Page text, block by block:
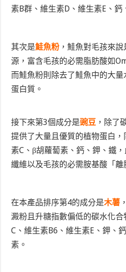
素B群、維生素D、維生素E、鈣
其次是鮭魚粉，鮭魚對毛孩來
源，富含毛孩的必需脂肪酸如
而鮭魚粉則除去了鮭魚中的大
蛋白質。
接下來第3個成分是豌豆 ，除了
提供了大量且優質的植物蛋白
素C、β胡蘿蔔素、鈣、鉀、鐵
纖維以及毛孩的必需胺基酸「離
在本產品排序第4的成分是木薯
澱粉且升糖指數偏低的碳水化
C、維生素B6、維生素E、鉀、
素。